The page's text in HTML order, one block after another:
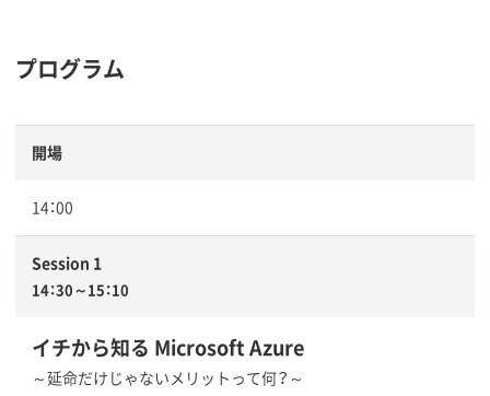
プログラム
開場
14：00
Session 1
14：30～15：10
イチから知る Microsoft Azure
～延命だけじゃないメリットって何？～